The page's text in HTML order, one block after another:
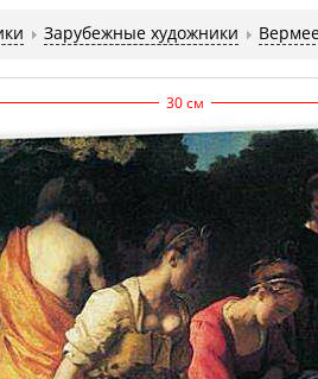
Зарубежные художники
30 см